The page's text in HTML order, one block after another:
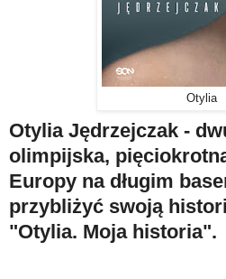
Otylia
Otylia Jędrzejczak -
olimpijska,
Europy na długim
przybliżyć swoją
"Otylia. Moja historia".